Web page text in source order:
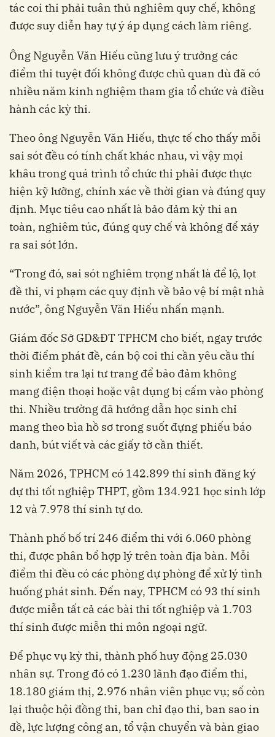
tác coi thi phải tuân thủ nghiêm quy chế, không
được suy diễn hay tự ý áp dụng cách làm riêng.
Ông Nguyễn Văn Hiếu cũng lưu ý trưởng các
điểm thi tuyệt đối không được chủ quan dù đã có
nhiều năm kinh nghiệm tham gia tổ chức và điều
hành các kỳ thi.
Theo ông Nguyễn Văn Hiếu, thực tế cho thấy mỗi
sai sót đều có tính chất khác nhau, vì vậy mọi
khâu trong quá trình tổ chức thi phải được thực
hiện kỹ lưỡng, chính xác về thời gian và đúng quy
định. Mục tiêu cao nhất là bảo đảm kỳ thi an
toàn, nghiêm túc, đúng quy chế và không để xảy
ra sai sót lớn.
“Trong đó, sai sót nghiêm trọng nhất là để lộ, lọt
đề thi, vi phạm các quy định về bảo vệ bí mật nhà
nước”, ông Nguyễn Văn Hiếu nhấn mạnh.
Giám đốc Sở GD&ĐT TPHCM cho biết, ngay trước
thời điểm phát đề, cán bộ coi thi cần yêu cầu thí
sinh kiểm tra lại tư trang để bảo đảm không
mang điện thoại hoặc vật dụng bị cấm vào phòng
thi. Nhiều trường đã hướng dẫn học sinh chỉ
mang theo bìa hồ sơ trong suốt đựng phiếu báo
danh, bút viết và các giấy tờ cần thiết.
Năm 2026, TPHCM có 142.899 thí sinh đăng ký
dự thi tốt nghiệp THPT, gồm 134.921 học sinh lớp
12 và 7.978 thí sinh tự do.
Thành phố bố trí 246 điểm thi với 6.060 phòng
thi, được phân bổ hợp lý trên toàn địa bàn. Mỗi
điểm thi đều có các phòng dự phòng để xử lý tình
huống phát sinh. Đến nay, TPHCM có 93 thí sinh
được miễn tất cả các bài thi tốt nghiệp và 1.703
thí sinh được miễn thi môn ngoại ngữ.
Để phục vụ kỳ thi, thành phố huy động 25.030
nhân sự. Trong đó có 1.230 lãnh đạo điểm thi,
18.180 giám thị, 2.976 nhân viên phục vụ; số còn
lại thuộc hội đồng thi, ban chỉ đạo thi, ban sao in
đề, lực lượng công an, tổ vận chuyển và bàn giao